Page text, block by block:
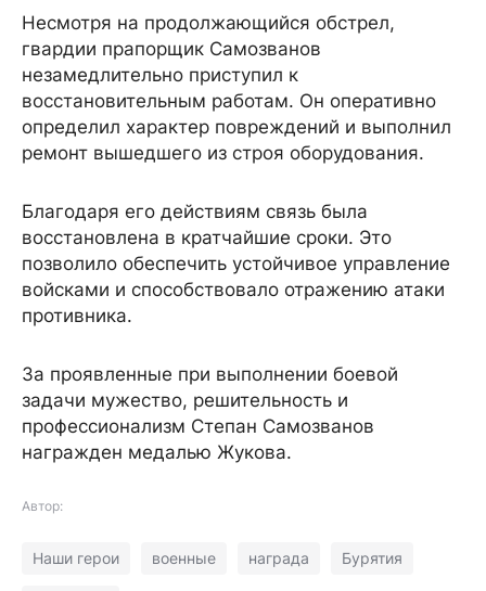
Несмотря на продолжающийся обстрел,
гвардии прапорщик Самозванов
незамедлительно приступил к
восстановительным работам. Он оперативно
определил характер повреждений и выполнил
ремонт вышедшего из строя оборудования.
Благодаря его действиям связь была
восстановлена в кратчайшие сроки. Это
позволило обеспечить устойчивое управление
войсками и способствовало отражению атаки
противника.
За проявленные при выполнении боевой
задачи мужество, решительность и
профессионализм Степан Самозванов
награжден медалью Жукова.
Автор:
Наши герои военные награда Бурятия